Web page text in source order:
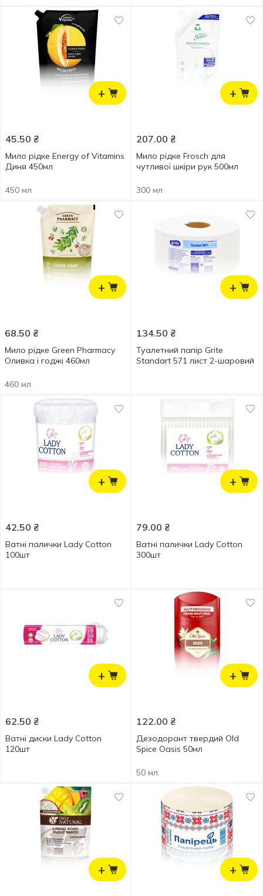
+
45.50 ₴
Мило рідке Energy of Vitamins
Диня 450мл
450 мл
+
207.00 ₴
Мило рідке Frosch для
чутливої шкіри рук 500мл
300 мл
+
68.50 ₴
Мило рідке Green Pharmacy
Оливка і годжі 460мл
460 мл
+
134.50 ₴
Туалетний папір Grite
Standart 571 лист 2-шаровий
+
42.50 ₴
Ватні палички Lady Cotton
100шт
+
79.00 ₴
Ватні палички Lady Сotton
300шт
+
62.50 ₴
Ватні диски Lady Cotton
120шт
+
122.00 ₴
Дезодорант твердий Old
Spice Oasis 50мл
50 мл
+ +